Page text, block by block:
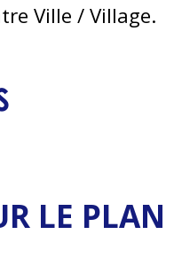
Ville / Village
LE PLAN